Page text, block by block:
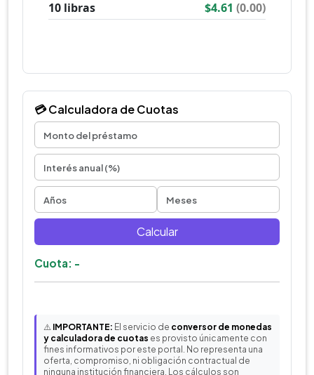
💳 Calculadora de Cuotas
Calcular
Cuota: -
⚠️ IMPORTANTE: El servicio de conversor de monedas
y calculadora de cuotas es provisto únicamente con
fines informativos por este portal. No representa una
oferta, compromiso, ni obligación contractual de
ninguna institución financiera. Los cálculos son